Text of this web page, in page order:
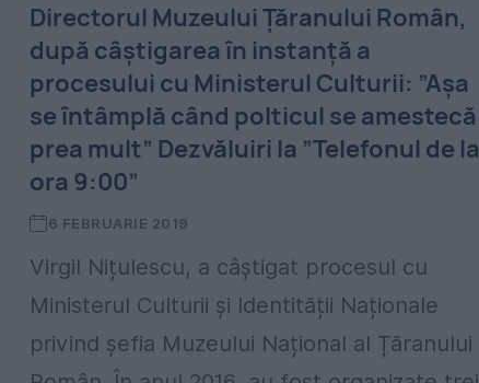
Directorul Muzeului Țăranului Român,
după câștigarea în instanță a
procesului cu Ministerul Culturii: ”Așa
se întâmplă când polticul se amestecă
prea mult” Dezvăluiri la ”Telefonul de la
ora 9:00”
6 FEBRUARIE 2019
Virgil Nițulescu, a câștigat procesul cu
Ministerul Culturii și Identității Naționale
privind șefia Muzeului Național al Țăranului